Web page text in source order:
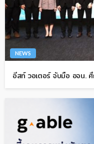
NEWS
อีสท์ วอเตอร์ จับมือ อจน.